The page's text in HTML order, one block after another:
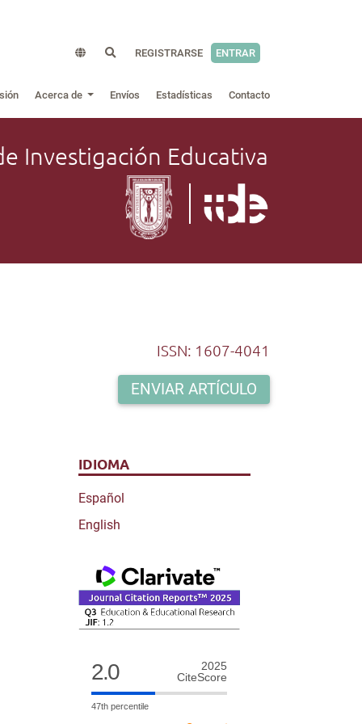
REGISTRARSE ENTRAR
Acerca de Envíos Estadísticas Contacto
Investigación Educativa
ISSN: 1607-4041
ENVIAR ARTÍCULO
IDIOMA
Español
English
2.0
2025
CiteScore
47th percentile